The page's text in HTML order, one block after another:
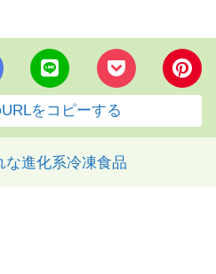
をコピーする
な進化系冷凍食品